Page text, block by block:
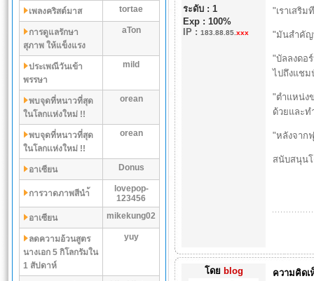
เพลงคริสต์มาส tortae
การดูแลรักษา
สุภาพ ให้แข็งแรง
aTon
ประเพณีวันเข้า
พรรษา
mild
พบจุดที่หนาวที่สุด
ในโลกเเห่งใหม่ !!
orean
พบจุดที่หนาวที่สุด
ในโลกเเห่งใหม่ !!
orean
อาเซียน Donus
การวาดภาพสีนำ้
lovepop-
123456
อาเซียน
mikekung02
ลดความอ้วนสูตร
นางเอก 5 กิโลกรัมใน
1 สัปดาห์
yuy
ระดับ : 1
Exp : 100%
IP: 183.88.85. xxx
"เราเสริ
"มันสำคัญ
"บัลลงดอ
ไปถึงแชม
"ตำแหน่ง
ด้วยและ
"หลังจาก
สนับสนุน
โดย blog ความคิด